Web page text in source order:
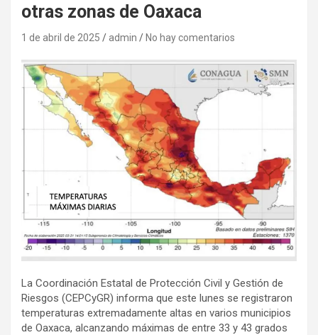
otras zonas de Oaxaca
1 de abril de 2025 admin No hay comentarios
La Coordinación Estatal de Protección Civil y Gestión de
Riesgos (CEPCyGR) informa que este lunes se registraron
temperaturas extremadamente altas en varios municipios
de Oaxaca, alcanzando máximas de entre 33 y 43 grados